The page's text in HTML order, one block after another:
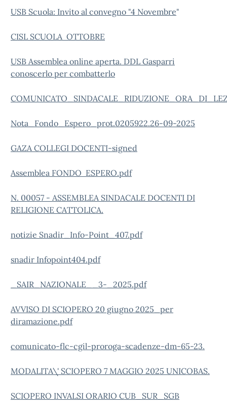
USB Scuola: Invito al convegno "4 Novembre"
CISL SCUOLA OTTOBRE
USB Assemblea online aperta. DDL Gasparri
conoscerlo per combatterlo
Nota_Fondo_Espero_prot.0205922.26-09-2025
GAZA COLLEGI DOCENTI-signed
Assemblea FONDO ESPERO.pdf
N. 00057 - ASSEMBLEA SINDACALE DOCENTI DI
RELIGIONE CATTOLICA.
notizie Snadir_Info-Point_407.pdf
snadir Infopoint404.pdf
_SAIR_NAZIONALE__3-_2025.pdf
AVVISO DI SCIOPERO 20 giugno 2025_per
diramazione.pdf
comunicato-flc-cgil-proroga-scadenze-dm-65-23.
MODALITA\' SCIOPERO 7 MAGGIO 2025 UNICOBAS.
SCIOPERO INVALSI ORARIO CUB_SUR_SGB